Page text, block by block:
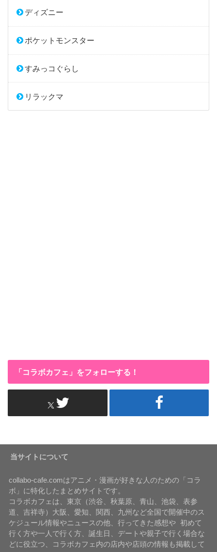
ディズニー
ポケットモンスター
すみっコぐらし
リラックマ
「コラボカフェ」をフォローする！
当サイトについて
collabo-cafe.comはアニメ・漫画が好きな人のための「コラ
ボ」に特化したまとめサイトです。
コラボカフェは、東京（渋谷、秋葉原、青山、池袋、表参
道、吉祥寺）大阪、愛知、関西、九州など全国で開催中のス
ケジュール情報やニュースの他、行ってきた感想や 初めて
行く方や一人で行く方、誕生日、デートや親子で行く場合な
どに役立つ、コラボカフェ内の店内や店頭の情報も掲載して